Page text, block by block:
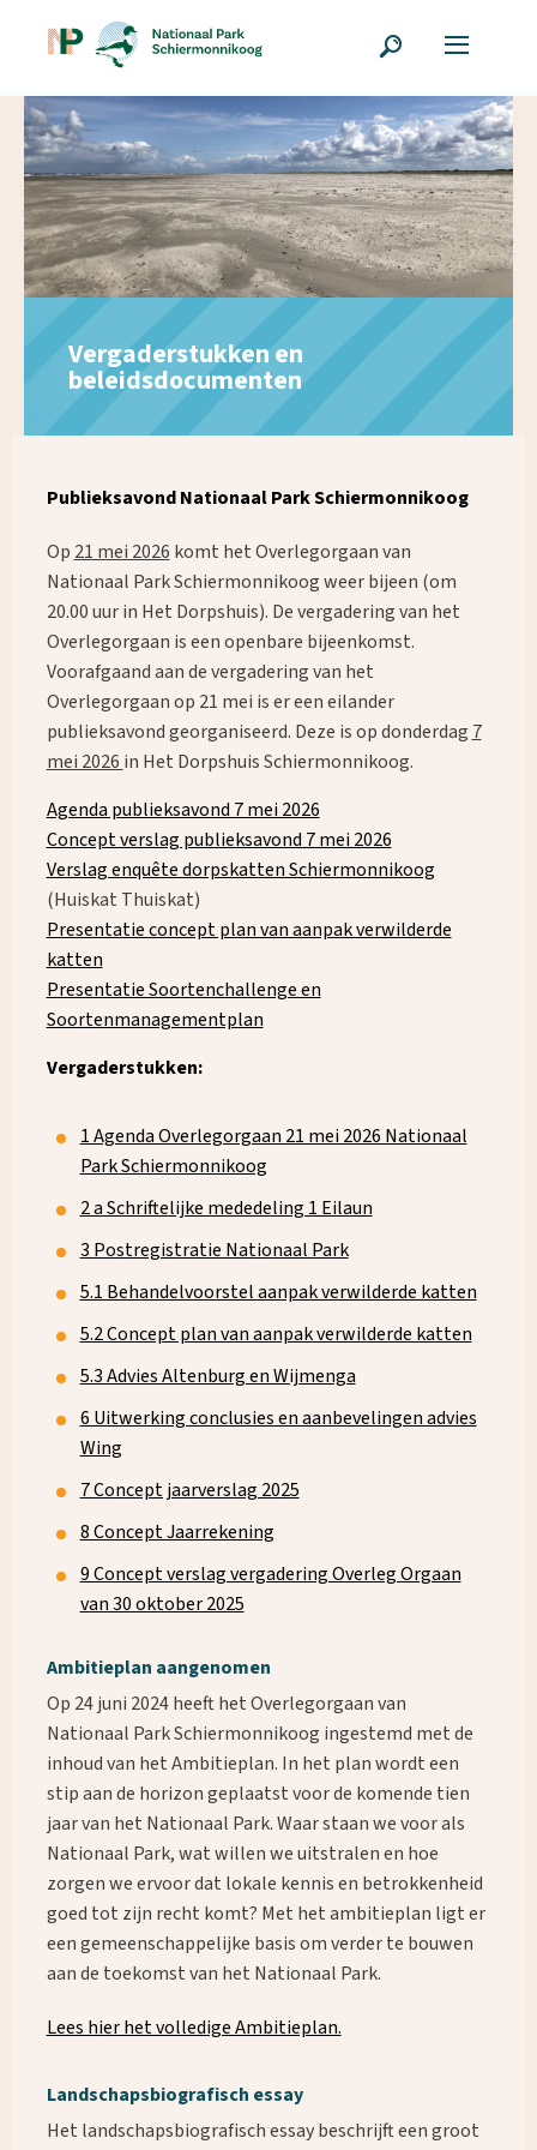
Vergaderstukken en
beleidsdocumenten
Publieksavond Nationaal Park Schiermonnikoog
Op 21 mei 2026 komt het Overlegorgaan van
Nationaal Park Schiermonnikoog weer bijeen (om
20.00 uur in Het Dorpshuis). De vergadering van het
Overlegorgaan is een openbare bijeenkomst.
Voorafgaand aan de vergadering van het
Overlegorgaan op 21 mei is er een eilander
publieksavond georganiseerd. Deze is op donderdag 7
mei 2026 in Het Dorpshuis Schiermonnikoog.
Agenda publieksavond 7 mei 2026
Concept verslag publieksavond 7 mei 2026
Verslag enquête dorpskatten Schiermonnikoog
(Huiskat Thuiskat)
Presentatie concept plan van aanpak verwilderde
katten
Presentatie Soortenchallenge en
Soortenmanagementplan
Vergaderstukken:
1 Agenda Overlegorgaan 21 mei 2026 Nationaal
Park Schiermonnikoog
2 a Schriftelijke mededeling 1 Eilaun
3 Postregistratie Nationaal Park
5.1 Behandelvoorstel aanpak verwilderde katten
5.2 Concept plan van aanpak verwilderde katten
5.3 Advies Altenburg en Wijmenga
6 Uitwerking conclusies en aanbevelingen advies
Wing
7 Concept jaarverslag 2025
8 Concept Jaarrekening
9 Concept verslag vergadering Overleg Orgaan
van 30 oktober 2025
Ambitieplan aangenomen
Op 24 juni 2024 heeft het Overlegorgaan van
Nationaal Park Schiermonnikoog ingestemd met de
inhoud van het Ambitieplan. In het plan wordt een
stip aan de horizon geplaatst voor de komende tien
jaar van het Nationaal Park. Waar staan we voor als
Nationaal Park, wat willen we uitstralen en hoe
zorgen we ervoor dat lokale kennis en betrokkenheid
goed tot zijn recht komt? Met het ambitieplan ligt er
een gemeenschappelijke basis om verder te bouwen
aan de toekomst van het Nationaal Park.
Lees hier het volledige Ambitieplan.
Landschapsbiografisch essay
Het landschapsbiografisch essay beschrijft een groot